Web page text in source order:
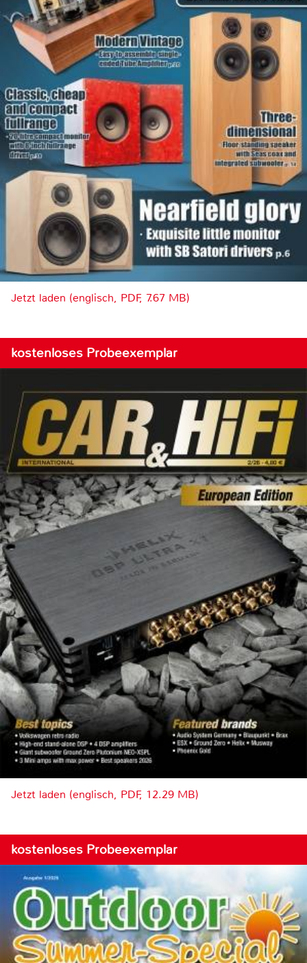
Jetzt laden (englisch, PDF, 7.67 MB)
kostenloses Probeexemplar
Jetzt laden (englisch, PDF, 12.29 MB)
kostenloses Probeexemplar